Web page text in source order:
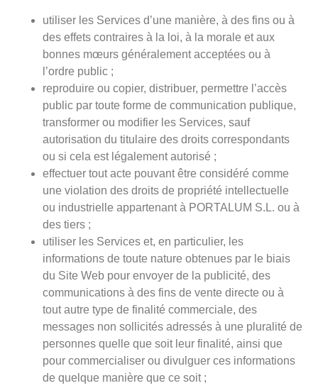
utiliser les Services d’une manière, à des fins ou à
des effets contraires à la loi, à la morale et aux
bonnes mœurs généralement acceptées ou à
l’ordre public ;
reproduire ou copier, distribuer, permettre l’accès
public par toute forme de communication publique,
transformer ou modifier les Services, sauf
autorisation du titulaire des droits correspondants
ou si cela est légalement autorisé ;
effectuer tout acte pouvant être considéré comme
une violation des droits de propriété intellectuelle
ou industrielle appartenant à PORTALUM S.L. ou à
des tiers ;
utiliser les Services et, en particulier, les
informations de toute nature obtenues par le biais
du Site Web pour envoyer de la publicité, des
communications à des fins de vente directe ou à
tout autre type de finalité commerciale, des
messages non sollicités adressés à une pluralité de
personnes quelle que soit leur finalité, ainsi que
pour commercialiser ou divulguer ces informations
de quelque manière que ce soit ;